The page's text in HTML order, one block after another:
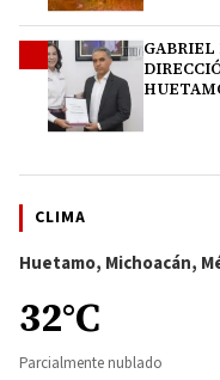
CLIMA
Huetamo, Michoacán,
32°C
Parcialmente nublado